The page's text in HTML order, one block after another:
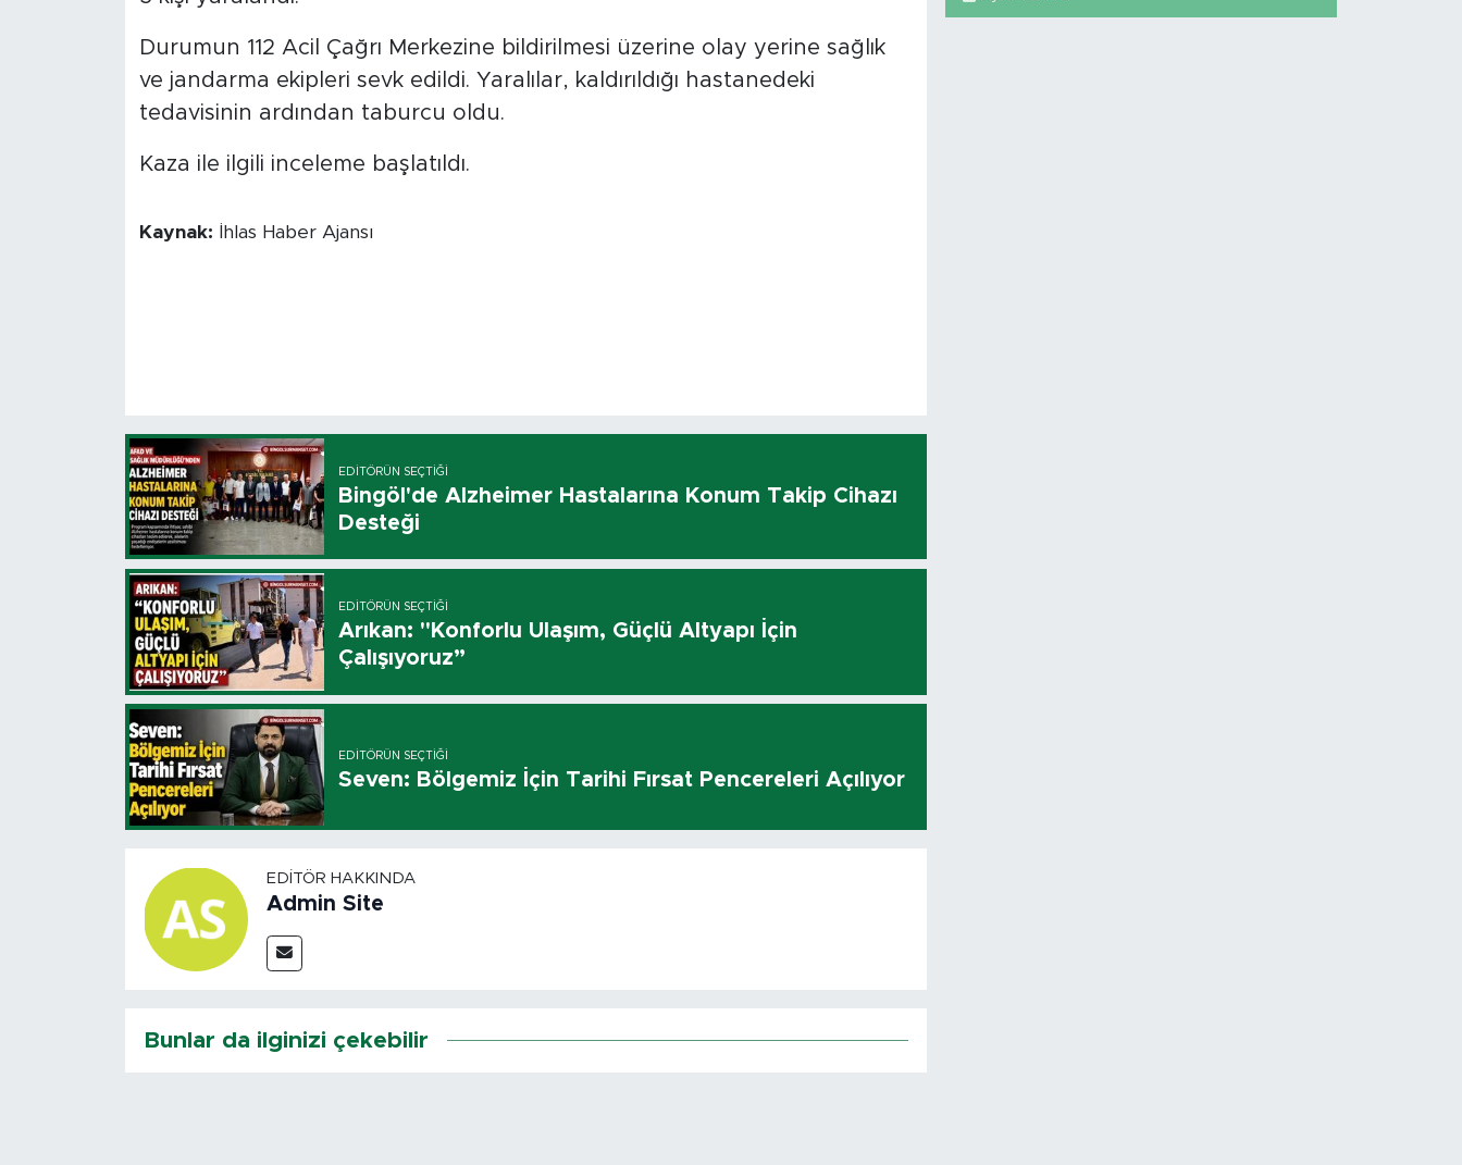
Durumun 112 Acil Çağrı Merkezine bildirilmesi üzerine olay yerine sağlık
ve jandarma ekipleri sevk edildi. Yaralılar, kaldırıldığı hastanedeki
tedavisinin ardından taburcu oldu.
Kaza ile ilgili inceleme başlatıldı.
Kaynak: İhlas Haber Ajansı
EDITÖRÜN SEÇTIĞI
Bingöl'de Alzheimer Hastalarına Konum Takip Cihazı
Desteği
EDITÖRÜN SEÇTIĞI
Arıkan: "Konforlu Ulaşım, Güçlü Altyapı İçin
Çalışıyoruz”
EDITÖRÜN SEÇTIĞI
Seven: Bölgemiz İçin Tarihi Fırsat Pencereleri Açılıyor
EDITÖR HAKKINDA
Admin Site
Bunlar da ilginizi çekebilir